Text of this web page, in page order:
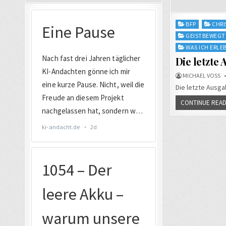
Posted
in
BFP
GEISTBEWEGT
WAS ICH
Die letzte
MICHAEL VOSS
Die letzte
CONTINUE